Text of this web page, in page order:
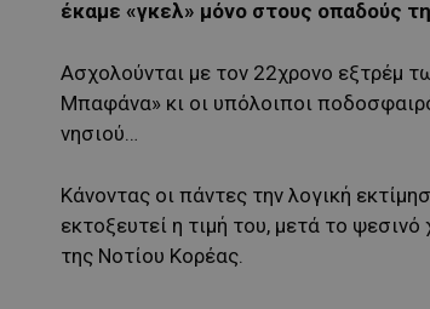
έκαμε «γκελ» μόνο στους οπαδούς
Ασχολούνται με τον 22χρονο εξτρέμ
Μπαφάνα» κι οι υπόλοιποι
νησιού…
Κάνοντας oι πάντες την λογική
εκτοξευτεί η τιμή του, μετά το
της Νοτίου Κορέας.